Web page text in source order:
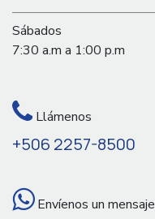
Sábados
7:30 a.m a 1:00 p.m
Llámenos
+506 2257-8500
Envíenos un mensaje